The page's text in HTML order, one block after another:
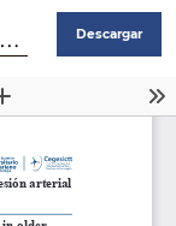
Descargar